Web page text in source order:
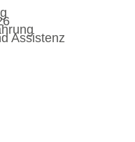
Assistenz